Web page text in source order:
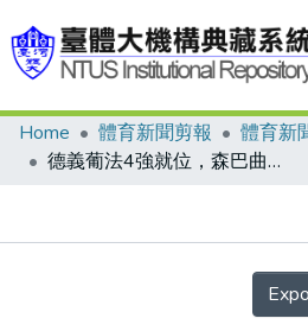
Communities & Collections
Home 體育新聞剪報
體育新
德義葡法4強就位，森巴曲終巴西夢醒/球員受傷較上屆明顯減少/法國幫忙克洛斯試穿金靴/老法要拔牙再圓金杯夢/藍衫軍要和全德國人作戰
Details